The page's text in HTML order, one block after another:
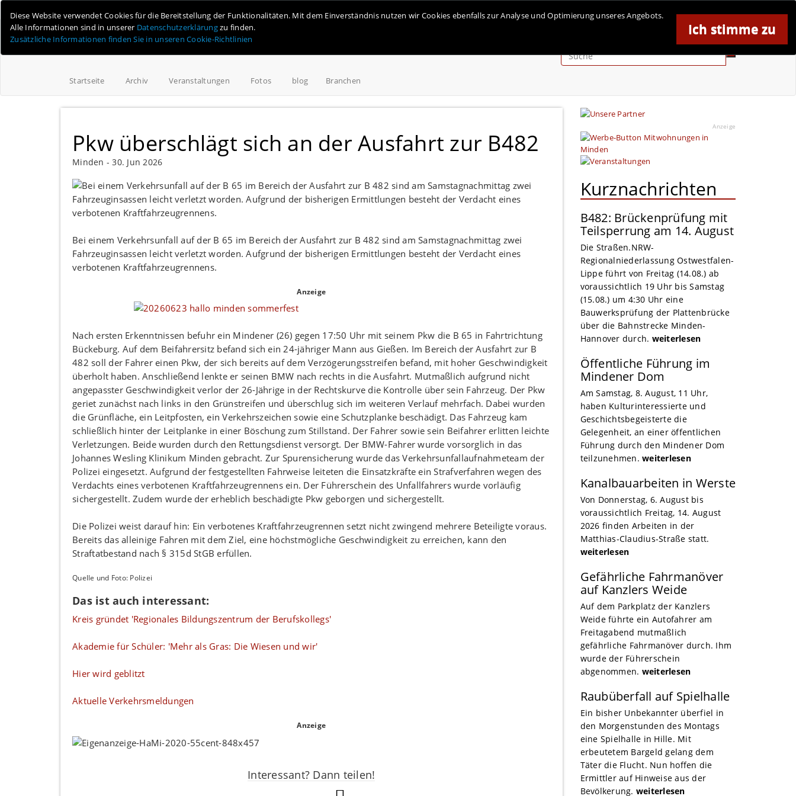
Ich stimme zu
Diese Website verwendet Cookies für die Bereitstellung der Funktionalitäten. Mit dem Einverständnis nutzen wir Cookies ebenfalls zur Analyse und Optimierung unseres Angebots.
Alle Informationen sind in unserer Datenschutzerklärungzu finden.
Zusätzliche Informationen finden Sie in unseren Cookie-Richtlinien
Anzeige
Startseite Archiv Veranstaltungen Fotos blog Branchen
Pkw überschlägt sich an der Ausfahrt zur B482
Minden -30. Jun 2026
Bei einem Verkehrsunfall auf der B 65 im Bereich der Ausfahrt zur B 482 sind am Samstagnachmittag zwei
Fahrzeuginsassen leicht verletzt worden. Aufgrund der bisherigen Ermittlungen besteht der Verdacht eines
verbotenen Kraftfahrzeugrennens.
Anzeige
Nach ersten Erkenntnissen befuhr ein Mindener (26) gegen 17:50 Uhr mit seinem Pkw die B 65 in Fahrtrichtung
Bückeburg. Auf dem Beifahrersitz befand sich ein 24-jähriger Mann aus Gießen. Im Bereich der Ausfahrt zur B
482 soll der Fahrer einen Pkw, der sich bereits auf dem Verzögerungsstreifen befand, mit hoher Geschwindigkeit
überholt haben. Anschließend lenkte er seinen BMW nach rechts in die Ausfahrt. Mutmaßlich aufgrund nicht
angepasster Geschwindigkeit verlor der 26-Jährige in der Rechtskurve die Kontrolle über sein Fahrzeug. Der Pkw
geriet zunächst nach links in den Grünstreifen und überschlug sich im weiteren Verlauf mehrfach. Dabei wurden
die Grünfläche, ein Leitpfosten, ein Verkehrszeichen sowie eine Schutzplanke beschädigt. Das Fahrzeug kam
schließlich hinter der Leitplanke in einer Böschung zum Stillstand. Der Fahrer sowie sein Beifahrer erlitten leichte
Verletzungen. Beide wurden durch den Rettungsdienst versorgt. Der BMW-Fahrer wurde vorsorglich in das
Johannes Wesling Klinikum Minden gebracht. Zur Spurensicherung wurde das Verkehrsunfallaufnahmeteam der
Polizei eingesetzt. Aufgrund der festgestellten Fahrweise leiteten die Einsatzkräfte ein Strafverfahren wegen des
Verdachts eines verbotenen Kraftfahrzeugrennens ein. Der Führerschein des Unfallfahrers wurde vorläufig
sichergestellt. Zudem wurde der erheblich beschädigte Pkw geborgen und sichergestellt.
Die Polizei weist darauf hin: Ein verbotenes Kraftfahrzeugrennen setzt nicht zwingend mehrere Beteiligte voraus.
Bereits das alleinige Fahren mit dem Ziel, eine höchstmögliche Geschwindigkeit zu erreichen, kann den
Straftatbestand nach § 315d StGB erfüllen.
Quelle und Foto: Polizei
Das ist auch interessant:
Kreis gründet 'Regionales Bildungszentrum der Berufskollegs'
Akademie für Schüler: 'Mehr als Gras: Die Wiesen und wir'
Hier wird geblitzt
Aktuelle Verkehrsmeldungen
Anzeige
Interessant? Dann teilen!
Anzeige
Kurznachrichten
B482: Brückenprüfung mit
Teilsperrung am 14. August
Die Straßen.NRW-
Regionalniederlassung Ostwestfalen-
Lippe führt von Freitag (14.08.) ab
voraussichtlich 19 Uhr bis Samstag
(15.08.) um 4:30 Uhr eine
Bauwerksprüfung der Plattenbrücke
über die Bahnstrecke Minden-
Hannover durch. weiterlesen
Öffentliche Führung im
Mindener Dom
Am Samstag, 8. August, 11 Uhr,
haben Kulturinteressierte und
Geschichtsbegeisterte die
Gelegenheit, an einer öffentlichen
Führung durch den Mindener Dom
teilzunehmen. weiterlesen
Kanalbauarbeiten in Werste
Von Donnerstag, 6. August bis
voraussichtlich Freitag, 14. August
2026 finden Arbeiten in der
Matthias-Claudius-Straße statt.
weiterlesen
Gefährliche Fahrmanöver
auf Kanzlers Weide
Auf dem Parkplatz der Kanzlers
Weide führte ein Autofahrer am
Freitagabend mutmaßlich
gefährliche Fahrmanöver durch. Ihm
wurde der Führerschein
abgenommen. weiterlesen
Raubüberfall auf Spielhalle
Ein bisher Unbekannter überfiel in
den Morgenstunden des Montags
eine Spielhalle in Hille. Mit
erbeutetem Bargeld gelang dem
Täter die Flucht. Nun hoffen die
Ermittler auf Hinweise aus der
Bevölkerung. weiterlesen